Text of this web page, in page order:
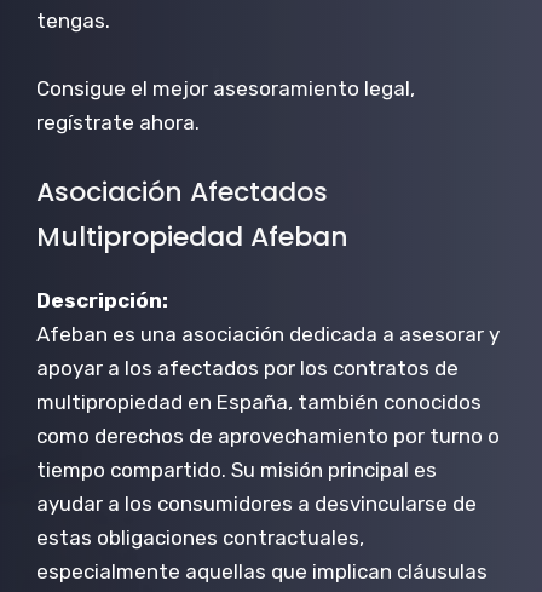
tengas.
Consigue el mejor asesoramiento legal,
regístrate ahora.
Asociación Afectados
Multipropiedad Afeban
Descripción:
Afeban es una asociación dedicada a asesorar y
apoyar a los afectados por los contratos de
multipropiedad en España, también conocidos
como derechos de aprovechamiento por turno o
tiempo compartido. Su misión principal es
ayudar a los consumidores a desvincularse de
estas obligaciones contractuales,
especialmente aquellas que implican cláusulas